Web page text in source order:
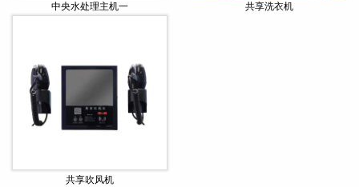
中央水处理主机一 共享洗衣机
共享吹风机